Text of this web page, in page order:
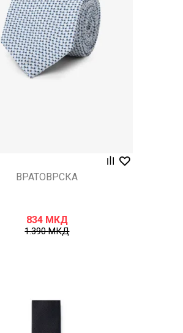
Uporedi
ВРАТОВРСКА
834 МКД
1.390МКД